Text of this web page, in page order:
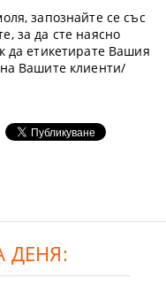
запознайте се със
за да сте наясно
да етикетирате Вашия
Вашите клиенти/
ДЕНЯ: